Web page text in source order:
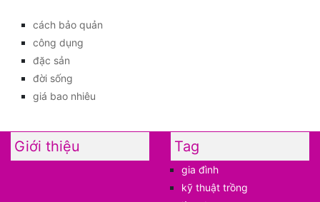
cách bảo quản
công dụng
đặc sản
đời sống
giá bao nhiêu
Giới thiệu Tag
gia đình
kỹ thuật trồng